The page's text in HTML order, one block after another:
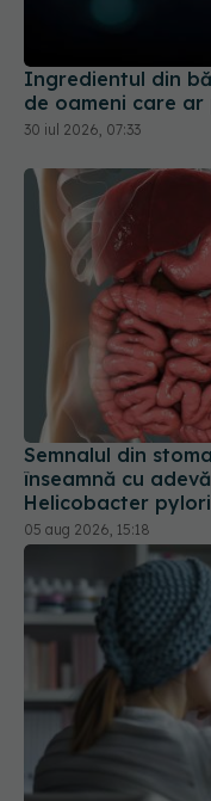
Ingredientul din
de oameni care
30 iul 2026, 07:33
Semnalul din
înseamnă cu
Helicobacter
tratamentul mult
05 aug 2026, 15:18